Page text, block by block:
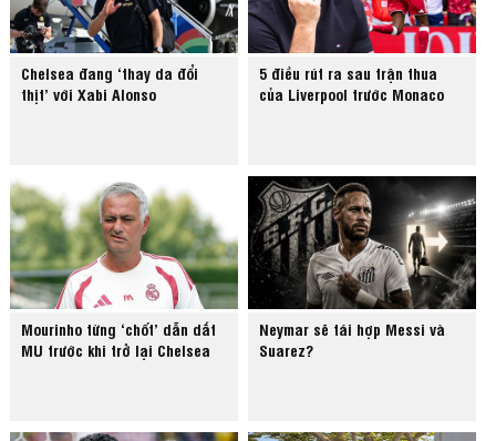
Chelsea đang ‘thay da đổi
thịt’ với Xabi Alonso
5 điều rút ra sau trận thua
của Liverpool trước Monaco
Mourinho từng ‘chốt’ dẫn dắt
MU trước khi trở lại Chelsea
Neymar sẽ tái hợp Messi và
Suarez?